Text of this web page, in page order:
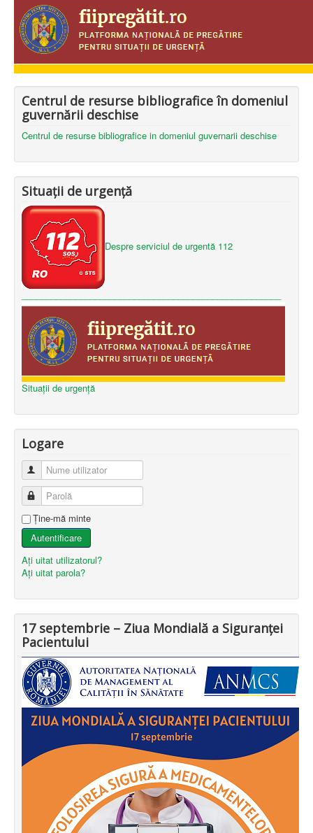
Centrul de resurse bibliografice în domeniul
guvernării deschise
Centrul de resurse bibliografice in domeniul guvernarii deschise
Situații de urgență
Despre serviciul de urgentă 112
Situații de urgență
Logare
Nume utilizator
Parolă
Ţine-mă minte
Autentificare
Aţi uitat utilizatorul?
Aţi uitat parola?
17 septembrie – Ziua Mondială a Siguranței
Pacientului